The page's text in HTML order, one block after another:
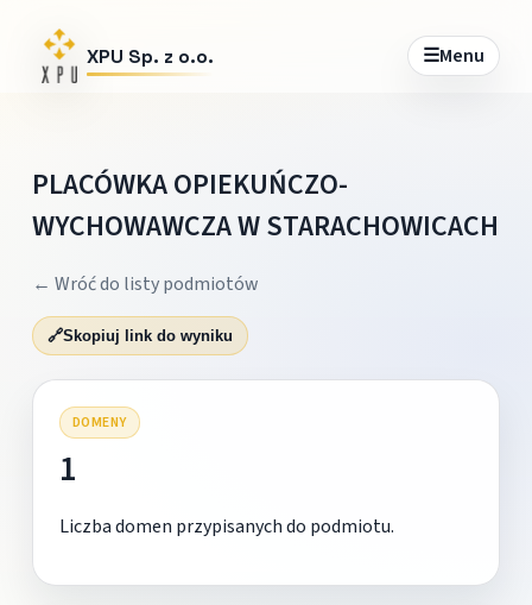
XPU Sp. z o.o. ☰Menu
PLACÓWKA OPIEKUŃCZO-
WYCHOWAWCZA W STARACHOWICACH
← Wróć do listy podmiotów
🔗Skopiuj link do wyniku
DOMENY
1
Liczba domen przypisanych do podmiotu.